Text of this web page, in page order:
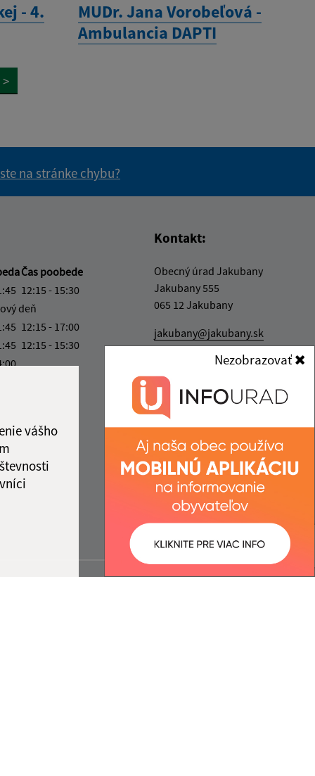
vášho
Nezobrazovať
- 4.
MUDr. Jana Vorobeľová -
Ambulancia DAPTI
>
na stránke chybu?
Čas poobede
12:15 - 15:30
deň
12:15 - 17:00
12:15 - 15:30
Kontakt:
Obecný úrad Jakubany
Jakubany 555
065 12 Jakubany
jakubany@jakubany.sk
+421 524 283 651
IČO: 00329924